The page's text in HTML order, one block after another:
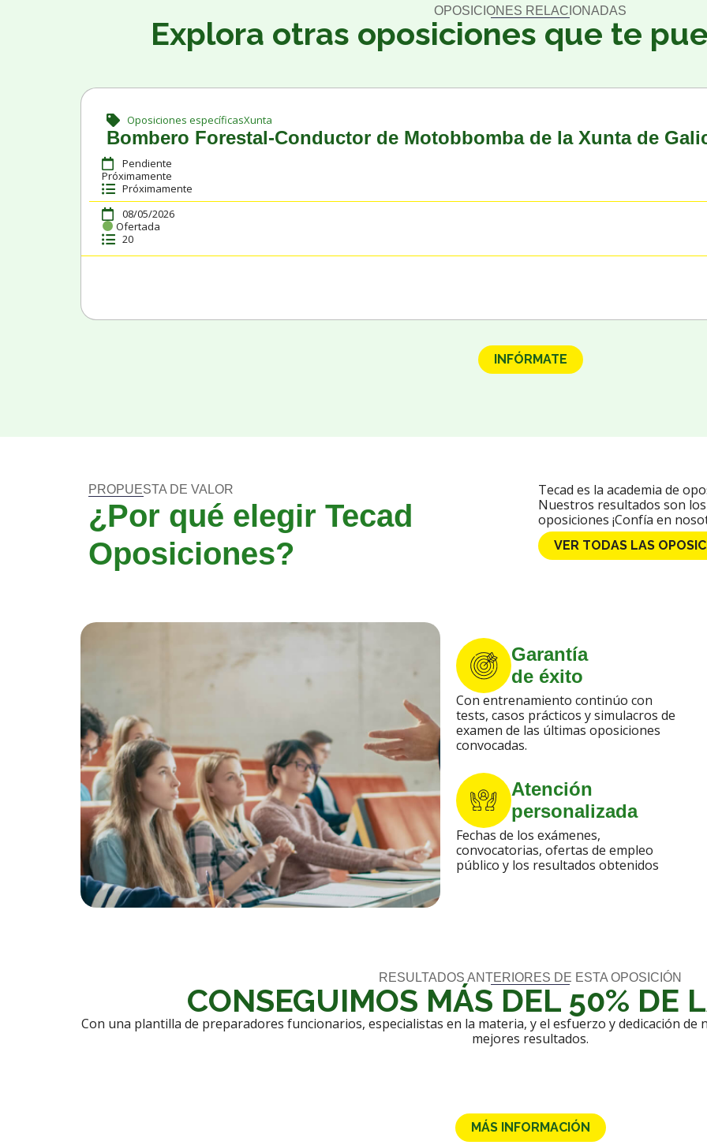
OPOSICIONES RELACIONADAS
Explora otras oposiciones que te
Oposiciones específicasXunta
Bombero Forestal-Conductor de Motobbomba de la Xunta de
Pendiente
Próximamente
Próximamente
08/05/2026
Ofertada
20
INFÓRMATE
PROPUESTA DE VALOR
¿Por qué elegir Tecad
Oposiciones?
Tecad es la academia de
Nuestros resultados son
oposiciones ¡Confía en
VER TODAS LAS
Garantía
de éxito
Con entrenamiento continúo con
tests, casos prácticos y simulacros de
examen de las últimas oposiciones
convocadas.
Atención
personalizada
Fechas de los exámenes,
convocatorias, ofertas de empleo
público y los resultados obtenidos
RESULTADOS ANTERIORES DE ESTA OPOSICIÓN
CONSEGUIMOS MÁS DEL 50% DE
Con una plantilla de preparadores funcionarios, especialistas en la materia, y el esfuerzo y dedicación
mejores resultados.
MÁS INFORMACIÓN